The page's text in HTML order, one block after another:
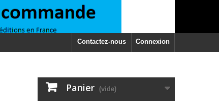
Connexion
Contactez-nous
Panier (vide)